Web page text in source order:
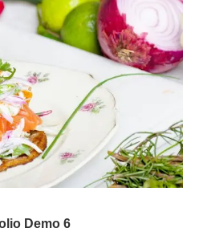
Demo 6